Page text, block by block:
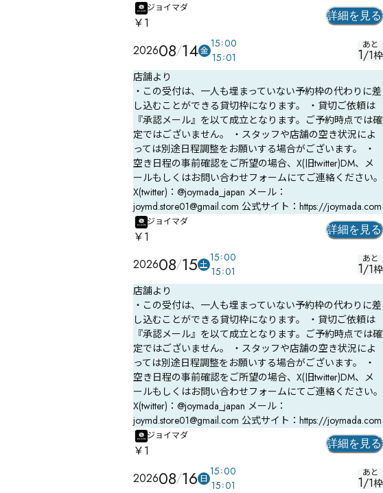
ジョイマダ
￥1 詳細を見る
202608 14金
15 00
15 01
あと
1/1枠
店舗より
・この受付は、一人も埋まっていない予約枠の代わりに差
し込むことができる貸切枠になります。 ・貸切ご依頼は
『承認メール』を以て成立となります。ご予約時点では確
定ではございません。 ・スタッフや店舗の空き状況によ
っては別途日程調整をお願いする場合がございます。 ・
空き日程の事前確認をご所望の場合、X(旧twitter)DM、メ
ールもしくはお問い合わせフォームにてご連絡ください。
X(twitter)：@joymada_japan メール：
joymd.store01@gmail.com 公式サイト：https://joymada.com
ジョイマダ
￥1 詳細を見る
202608 15 土
15 00
15 01
あと
1/1枠
店舗より
・この受付は、一人も埋まっていない予約枠の代わりに差
し込むことができる貸切枠になります。 ・貸切ご依頼は
『承認メール』を以て成立となります。ご予約時点では確
定ではございません。 ・スタッフや店舗の空き状況によ
っては別途日程調整をお願いする場合がございます。 ・
空き日程の事前確認をご所望の場合、X(旧twitter)DM、メ
ールもしくはお問い合わせフォームにてご連絡ください。
X(twitter)：@joymada_japan メール：
joymd.store01@gmail.com 公式サイト：https://joymada.com
ジョイマダ
￥1 詳細を見る
202608 16 日
15 00
15 01
あと
1/1枠